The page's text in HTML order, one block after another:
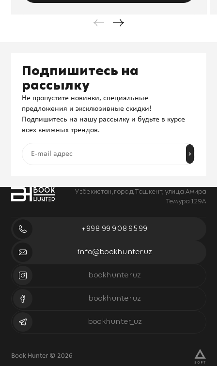
Узбекистан, город Ташкент, улица Амира
Темура 129А
+998 99 908 95 99
info@bookhunter.uz
bookhunter.uz
bookhunter.uz
bookhunter_uz
Подпишитесь на
рассылку
Не пропустите новинки, специальные
предложения и эксклюзивные скидки!
Подпишитесь на нашу рассылку и будьте в курсе
всех книжных трендов.
Book Hunter © 2026